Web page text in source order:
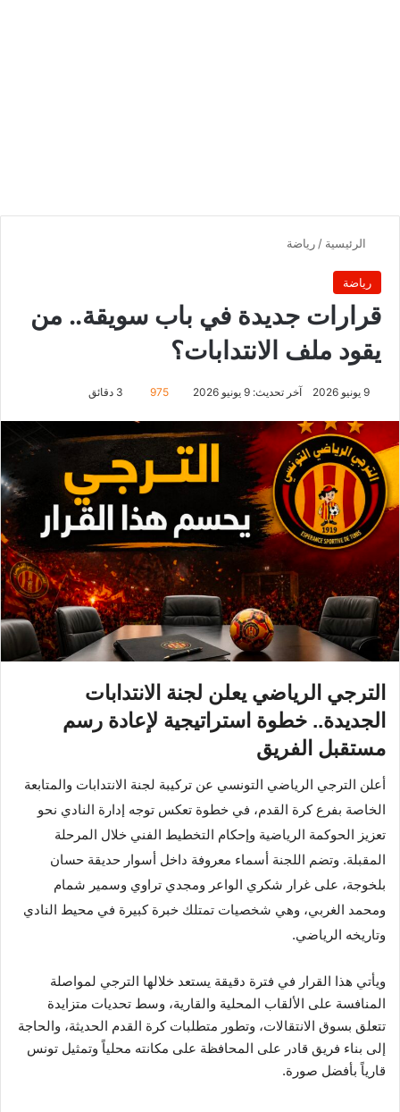
الرئيسية / رياضة
رياضة
قرارات جديدة في باب سويقة.. من
يقود ملف الانتدابات؟
9 يونيو 2026 آخر تحديث: 9 يونيو 2026 975
الترجي الرياضي يعلن لجنة الانتدابات
الجديدة.. خطوة استراتيجية لإعادة رسم
مستقبل الفريق
أعلن الترجي الرياضي التونسي عن تركيبة لجنة الانتدابات والمتابعة
الخاصة بفرع كرة القدم، في خطوة تعكس توجه إدارة النادي نحو
تعزيز الحوكمة الرياضية وإحكام التخطيط الفني خلال المرحلة
المقبلة. وتضم اللجنة أسماء معروفة داخل أسوار حديقة حسان
بلخوجة، على غرار شكري الواعر ومجدي تراوي وسمير شمام
ومحمد الغربي، وهي شخصيات تمتلك خبرة كبيرة في محيط النادي
وتاريخه الرياضي.
ويأتي هذا القرار في فترة دقيقة يستعد خلالها الترجي لمواصلة
المنافسة على الألقاب المحلية والقارية، وسط تحديات متزايدة
تتعلق بسوق الانتقالات، وتطور متطلبات كرة القدم الحديثة، والحاجة
إلى بناء فريق قادر على المحافظة على مكانته محلياً وتمثيل تونس
قارياً بأفضل صورة.